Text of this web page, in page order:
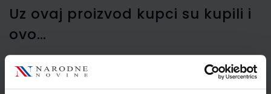
Uz ovaj proizvod kupci su kupili i
ovo…